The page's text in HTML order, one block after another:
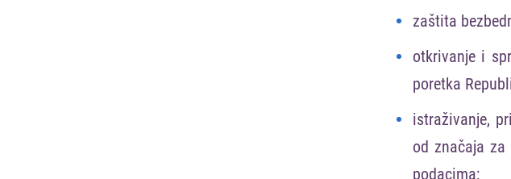
zaštita
otkrivanje i
poretka
istraživanje,
od značaja
podacima;